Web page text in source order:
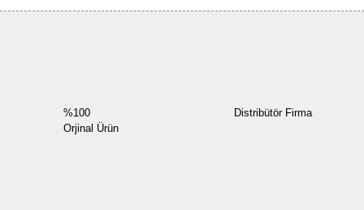
%100
Orjinal Ürün
Distribütör Firma